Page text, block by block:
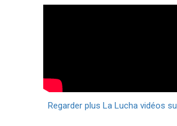
Regarder plus La Lucha vidéos